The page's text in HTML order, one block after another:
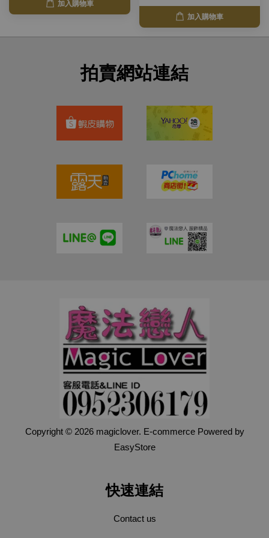
加入購物車
加入購物車
拍賣網站連結
Copyright © 2026 magiclover. E-commerce Powered by
EasyStore
快速連結
Contact us